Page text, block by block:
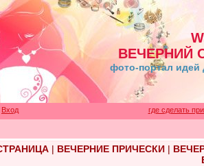
ВЕЧЕРНИЙ
фото-портал идей
Вход где сделать
| ВЕЧЕРНИЕ ПРИЧЕСКИ|